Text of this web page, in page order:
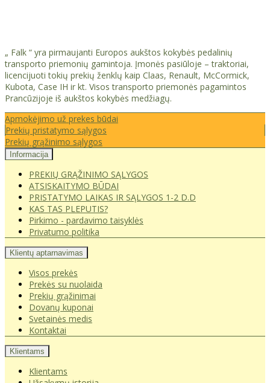
„ Falk “ yra pirmaujanti Europos aukštos kokybės pedalinių
transporto priemonių gamintoja. Įmonės pasiūloje – traktoriai,
licencijuoti tokių prekių ženklų kaip Claas, Renault, McCormick,
Kubota, Case IH ir kt. Visos transporto priemonės pagamintos
Prancūzijoje iš aukštos kokybės medžiagų.
Apmokėjimo už prekes būdai
Prekių pristatymo sąlygos
Prekių grąžinimo sąlygos
Informacija
PREKIŲ GRĄŽINIMO SĄLYGOS
ATSISKAITYMO BŪDAI
PRISTATYMO LAIKAS IR SĄLYGOS 1-2 D.D
KAS TAS PLEPUTIS?
Pirkimo - pardavimo taisyklės
Privatumo politika
Klientų aptarnavimas
Visos prekės
Prekės su nuolaida
Prekių grąžinimai
Dovanų kuponai
Svetainės medis
Kontaktai
Klientams
Klientams